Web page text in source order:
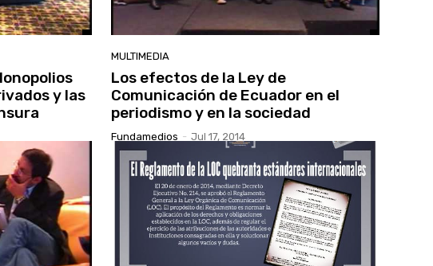
y las
MULTIMEDIA
Los efectos de la Ley de
Comunicación de Ecuador en el
periodismo y en la sociedad
Fundamedios - Jul 17, 2014